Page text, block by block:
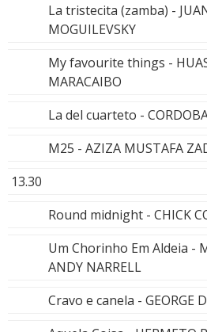
La tristecita (zamba) -
MOGUILEVSKY
My favourite things -
MARACAIBO
La del cuarteto -
M25 - AZIZA MUSTAFA
13.30
Round midnight - CHICK
Um Chorinho Em Aldeia -
ANDY NARRELL
Cravo e canela - GEORGE